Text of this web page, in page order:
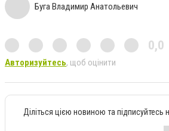
Буга Владимир Анатольевич
0,0
Авторизуйтесь, щоб оцінити
Діліться цією новиною та підписуйтесь